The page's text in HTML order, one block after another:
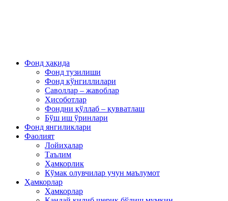
Фонд ҳақида
Фонд тузилиши
Фонд кўнгиллилари
Саволлар – жавоблар
Ҳисоботлар
Фондни қўллаб – қувватлаш
Бўш иш ўринлари
Фонд янгиликлари
Фаолият
Лойиҳалар
Таълим
Ҳамкорлик
Кўмак олувчилар учун маълумот
Ҳамкорлар
Ҳамкорлар